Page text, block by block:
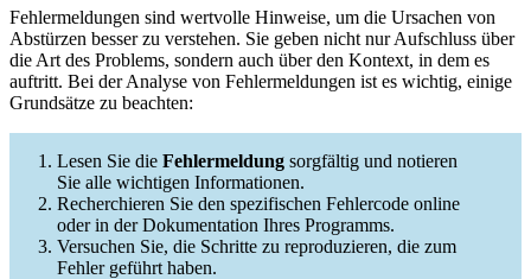
Fehlermeldungen sind wertvolle Hinweise, um die Ursachen von
Abstürzen besser zu verstehen. Sie geben nicht nur Aufschluss über
die Art des Problems, sondern auch über den Kontext, in dem es
auftritt. Bei der Analyse von Fehlermeldungen ist es wichtig, einige
Grundsätze zu beachten:
Lesen Sie die Fehlermeldung sorgfältig und notieren
Sie alle wichtigen Informationen.
Recherchieren Sie den spezifischen Fehlercode online
oder in der Dokumentation Ihres Programms.
Versuchen Sie, die Schritte zu reproduzieren, die zum
Fehler geführt haben.